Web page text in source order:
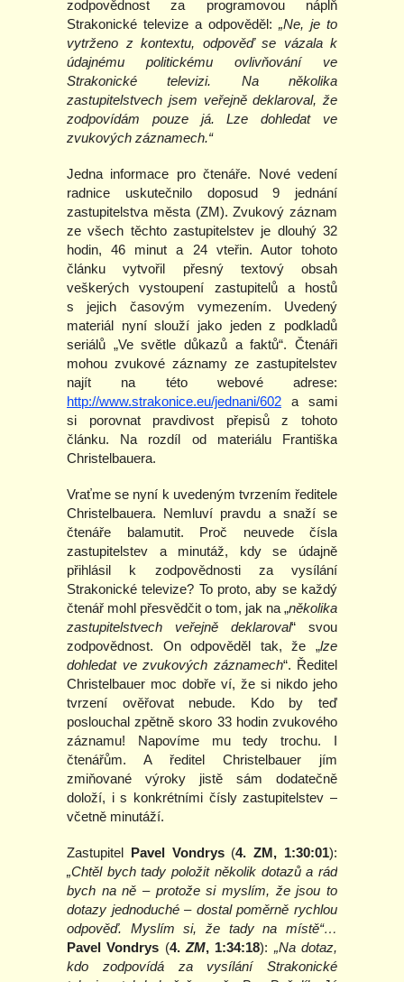
zodpovědnost za programovou náplň
Strakonické televize a odpověděl: „Ne, je to
vytrženo z kontextu, odpověď se vázala k
údajnému politickému ovlivňování ve
Strakonické televizi. Na několika
zastupitelstvech jsem veřejně deklaroval, že
zodpovídám pouze já. Lze dohledat ve
zvukových záznamech.“
Jedna informace pro čtenáře. Nové vedení
radnice uskutečnilo doposud 9 jednání
zastupitelstva města (ZM). Zvukový záznam
ze všech těchto zastupitelstev je dlouhý 32
hodin, 46 minut a 24 vteřin. Autor tohoto
článku vytvořil přesný textový obsah
veškerých vystoupení zastupitelů a hostů
s jejich časovým vymezením. Uvedený
materiál nyní slouží jako jeden z podkladů
seriálů „Ve světle důkazů a faktů“. Čtenáři
mohou zvukové záznamy ze zastupitelstev
najít na této webové adrese:
http://www.strakonice.eu/jednani/602 a sami
si porovnat pravdivost přepisů z tohoto
článku. Na rozdíl od materiálu Františka
Christelbauera.
Vraťme se nyní k uvedeným tvrzením ředitele
Christelbauera. Nemluví pravdu a snaží se
čtenáře balamutit. Proč neuvede čísla
zastupitelstev a minutáž, kdy se údajně
přihlásil k zodpovědnosti za vysílání
Strakonické televize? To proto, aby se každý
čtenář mohl přesvědčit o tom, jak na „několika
zastupitelstvech veřejně deklaroval“ svou
zodpovědnost. On odpověděl tak, že „lze
dohledat ve zvukových záznamech“. Ředitel
Christelbauer moc dobře ví, že si nikdo jeho
tvrzení ověřovat nebude. Kdo by teď
poslouchal zpětně skoro 33 hodin zvukového
záznamu! Napovíme mu tedy trochu. I
čtenářům. A ředitel Christelbauer jím
zmiňované výroky jistě sám dodatečně
doloží, i s konkrétními čísly zastupitelstev –
včetně minutáží.
Zastupitel Pavel Vondrys(4. ZM, 1:30:01):
„Chtěl bych tady položit několik dotazů a rád
bych na ně – protože si myslím, že jsou to
dotazy jednoduché – dostal poměrně rychlou
odpověď. Myslím si, že tady na místě“…
Pavel Vondrys (4.ZM, 1:34:18): „Na dotaz,
kdo zodpovídá za vysílání Strakonické